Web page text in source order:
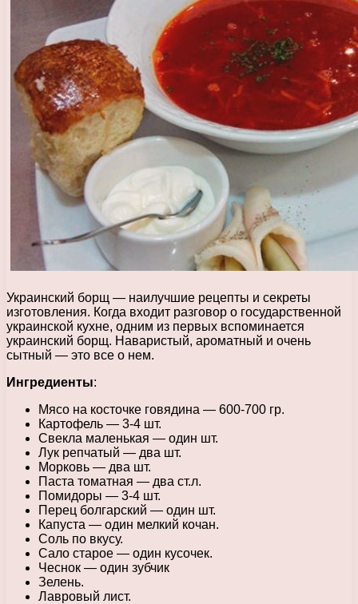
Украинский борщ — наилучшие рецепты и секреты
изготовления. Когда входит разговор о государственной
украинской кухне, одним из первых вспоминается
украинский борщ. Наваристый, ароматный и очень
сытный — это все о нем.
Ингредиенты:
Мясо на косточке говядина — 600-700 гр.
Картофель — 3-4 шт.
Свекла маленькая — один шт.
Лук репчатый — два шт.
Морковь — два шт.
Паста томатная — два ст.л.
Помидоры — 3-4 шт.
Перец болгарский — один шт.
Капуста — один мелкий кочан.
Соль по вкусу.
Сало старое — один кусочек.
Чеснок — один зубчик
Зелень.
Лавровый лист.